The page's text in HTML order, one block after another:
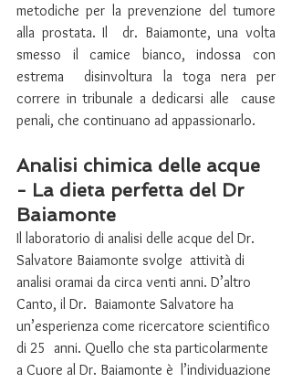
metodiche per la prevenzione del tumore
alla prostata. Il  dr. Baiamonte, una volta
smesso il camice bianco, indossa con
estrema  disinvoltura la toga nera per
correre in tribunale a dedicarsi alle  cause
penali, che continuano ad appassionarlo.
Analisi chimica delle acque
- La dieta perfetta del Dr
Baiamonte
Il laboratorio di analisi delle acque del Dr.
Salvatore Baiamonte svolge  attività di
analisi oramai da circa venti anni. D’altro
Canto, il Dr.  Baiamonte Salvatore ha
un’esperienza come ricercatore scientifico
di 25  anni. Quello che sta particolarmente
a Cuore al Dr. Baiamonte è  l’individuazione